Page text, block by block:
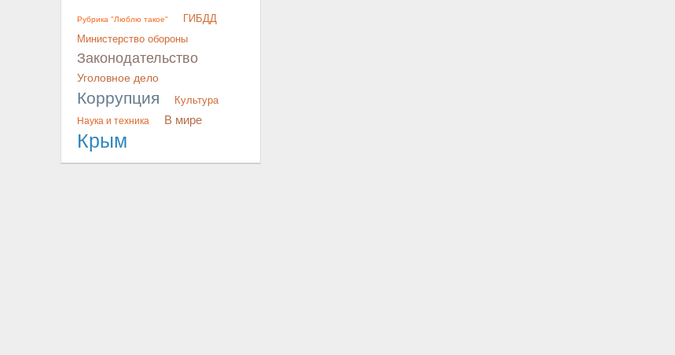
Рубрика "Люблю такое"
ГИБДД
Министерство обороны
Законодательство
Уголовное дело
Коррупция Культура
Наука и техника В мире
Крым